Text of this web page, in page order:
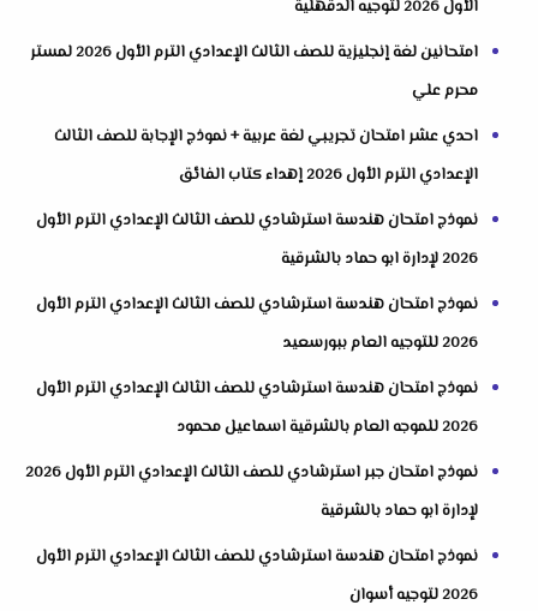
الأول 2026 لتوجيه الدقهلية
امتحانين لغة إنجليزية للصف الثالث الإعدادي الترم الأول 2026 لمستر
محرم علي
احدي عشر امتحان تجريبي لغة عربية + نموذج الإجابة للصف الثالث
الإعدادي الترم الأول 2026 إهداء كتاب الفائق
نموذج امتحان هندسة استرشادي للصف الثالث الإعدادي الترم الأول
2026 لإدارة ابو حماد بالشرقية
نموذج امتحان هندسة استرشادي للصف الثالث الإعدادي الترم الأول
2026 للتوجيه العام ببورسعيد
نموذج امتحان هندسة استرشادي للصف الثالث الإعدادي الترم الأول
2026 للموجه العام بالشرقية اسماعيل محمود
نموذج امتحان جبر استرشادي للصف الثالث الإعدادي الترم الأول 2026
لإدارة ابو حماد بالشرقية
نموذج امتحان هندسة استرشادي للصف الثالث الإعدادي الترم الأول
2026 لتوجيه أسوان